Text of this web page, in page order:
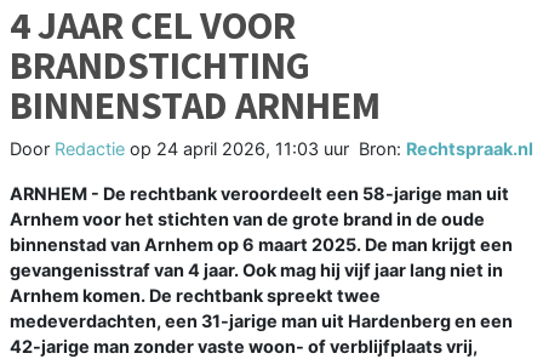
4 JAAR CEL VOOR
BRANDSTICHTING
BINNENSTAD ARNHEM
Door Redactie op 24 april 2026, 11:03 uur Bron: Rechtspraak.nl
ARNHEM - De rechtbank veroordeelt een 58-jarige man uit
Arnhem voor het stichten van de grote brand in de oude
binnenstad van Arnhem op 6 maart 2025. De man krijgt een
gevangenisstraf van 4 jaar. Ook mag hij vijf jaar lang niet in
Arnhem komen. De rechtbank spreekt twee
medeverdachten, een 31-jarige man uit Hardenberg en een
42-jarige man zonder vaste woon- of verblijfplaats vrij,